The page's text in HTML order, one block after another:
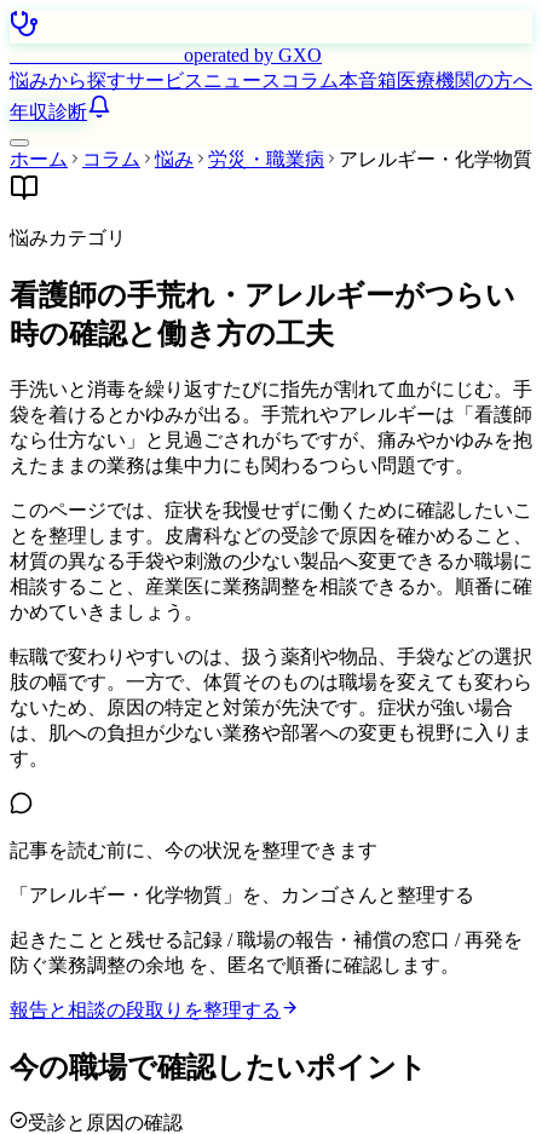
operated by GXO
悩みから探すサービスニュース コラム本音箱医療機関の方へ
年収診断
ホーム コラム 悩み 労災・職業病 アレルギー・化学物質
悩みカテゴリ
看護師の手荒れ・アレルギーがつらい
時の確認と働き方の工夫
手洗いと消毒を繰り返すたびに指先が割れて血がにじむ。手
袋を着けるとかゆみが出る。手荒れやアレルギーは「看護師
なら仕方ない」と見過ごされがちですが、痛みやかゆみを抱
えたままの業務は集中力にも関わるつらい問題です。
このページでは、症状を我慢せずに働くために確認したいこ
とを整理します。皮膚科などの受診で原因を確かめること、
材質の異なる手袋や刺激の少ない製品へ変更できるか職場に
相談すること、産業医に業務調整を相談できるか。順番に確
かめていきましょう。
転職で変わりやすいのは、扱う薬剤や物品、手袋などの選択
肢の幅です。一方で、体質そのものは職場を変えても変わら
ないため、原因の特定と対策が先決です。症状が強い場合
は、肌への負担が少ない業務や部署への変更も視野に入りま
す。
記事を読む前に、今の状況を整理できます
「アレルギー・化学物質」を、カンゴさんと整理する
起きたことと残せる記録 / 職場の報告・補償の窓口 / 再発を
防ぐ業務調整の余地 を、匿名で順番に確認します。
報告と相談の段取りを整理する
今の職場で確認したいポイント
受診と原因の確認